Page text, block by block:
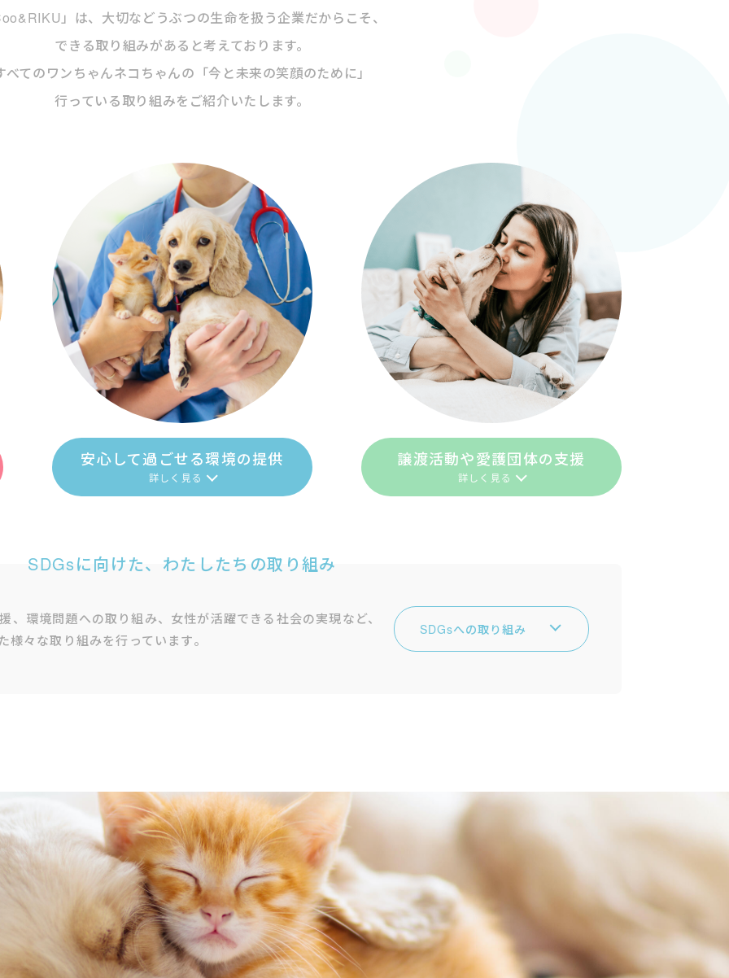
」は、大切などうぶつの生命を扱う企業だからこそ、
できる取り組みがあると考えております。
べてのワンちゃんネコちゃんの 「今と未来の笑顔のために」
行っている取り組みをご紹介いたします。
安心して過ごせる環境の提供
詳しく見る
譲渡活動や愛護団体の支援
詳しく見る
SDGsに向けた、 わたしたちの取り組み
、環境問題への取り組み、女性が活躍できる社会の実現など、
々な取り組みを行っています。
SDGsへの取り組み